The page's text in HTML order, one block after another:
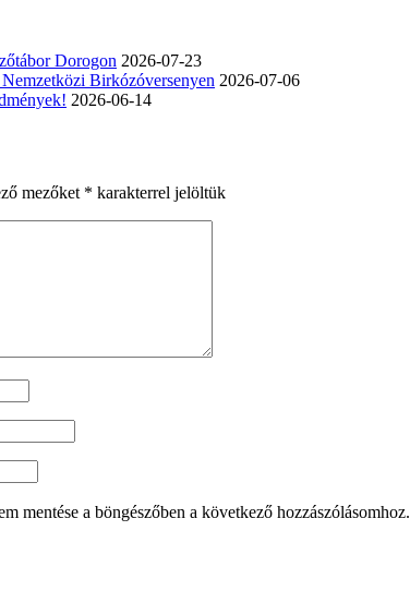
Dorogon 2026-07-23
Birkózóversenyen 2026-07-06
2026-06-14
mezőket * karakterrel jelöltük
mentése a böngészőben a következő hozzászólásomhoz.